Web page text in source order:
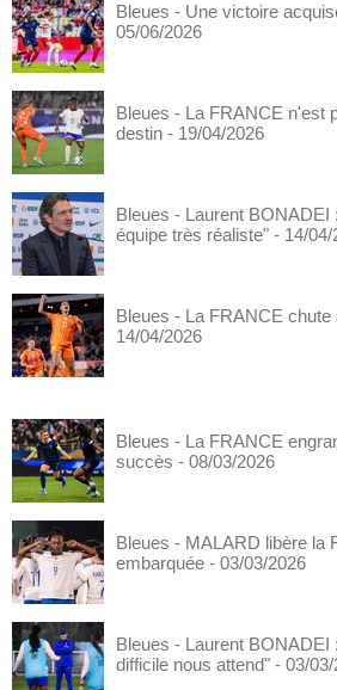
Bleues - Une victoire
05/06/2026
Bleues - La FRANCE n'est
destin - 19/04/2026
Bleues - Laurent BONADEI
équipe très réaliste" - 14/04/
Bleues - La FRANCE chute
14/04/2026
Bleues - La FRANCE
succès - 08/03/2026
Bleues - MALARD libère la
embarquée - 03/03/2026
Bleues - Laurent
difficile nous attend" - 03/